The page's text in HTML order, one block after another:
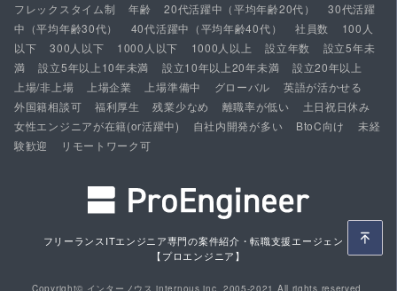
フレックスタイム制 年齢 20代活躍中（平均年齢20代）
30代活躍
中（平均年齢30代）
40代活躍中（平均年齢40代） 社員数
100人
以下
300人以下 1000人以下 1000人以上 設立年数
設立5年未
満
設立5年以上10年未満 設立10年以上20年未満
設立20年以上
上場/非上場
上場企業 上場準備中 グローバル
英語が活かせる
外国籍相談可
福利厚生 残業少なめ 離職率が低い
土日祝日休み
女性エンジニアが在籍(or活躍中)
自社内開発が多い BtoC向け
未経
験歓迎
リモートワーク可
フリーランスITエンジニア専門の案件紹介・転職支援エージェント
【プロエンジニア】